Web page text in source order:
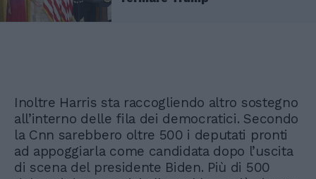
Inoltre Harris sta raccogliendo altro sostegno
all’interno delle fila dei democratici. Secondo
la Cnn sarebbero oltre 500 i deputati pronti
ad appoggiarla come candidata dopo l’uscita
di scena del presidente Biden. Più di 500